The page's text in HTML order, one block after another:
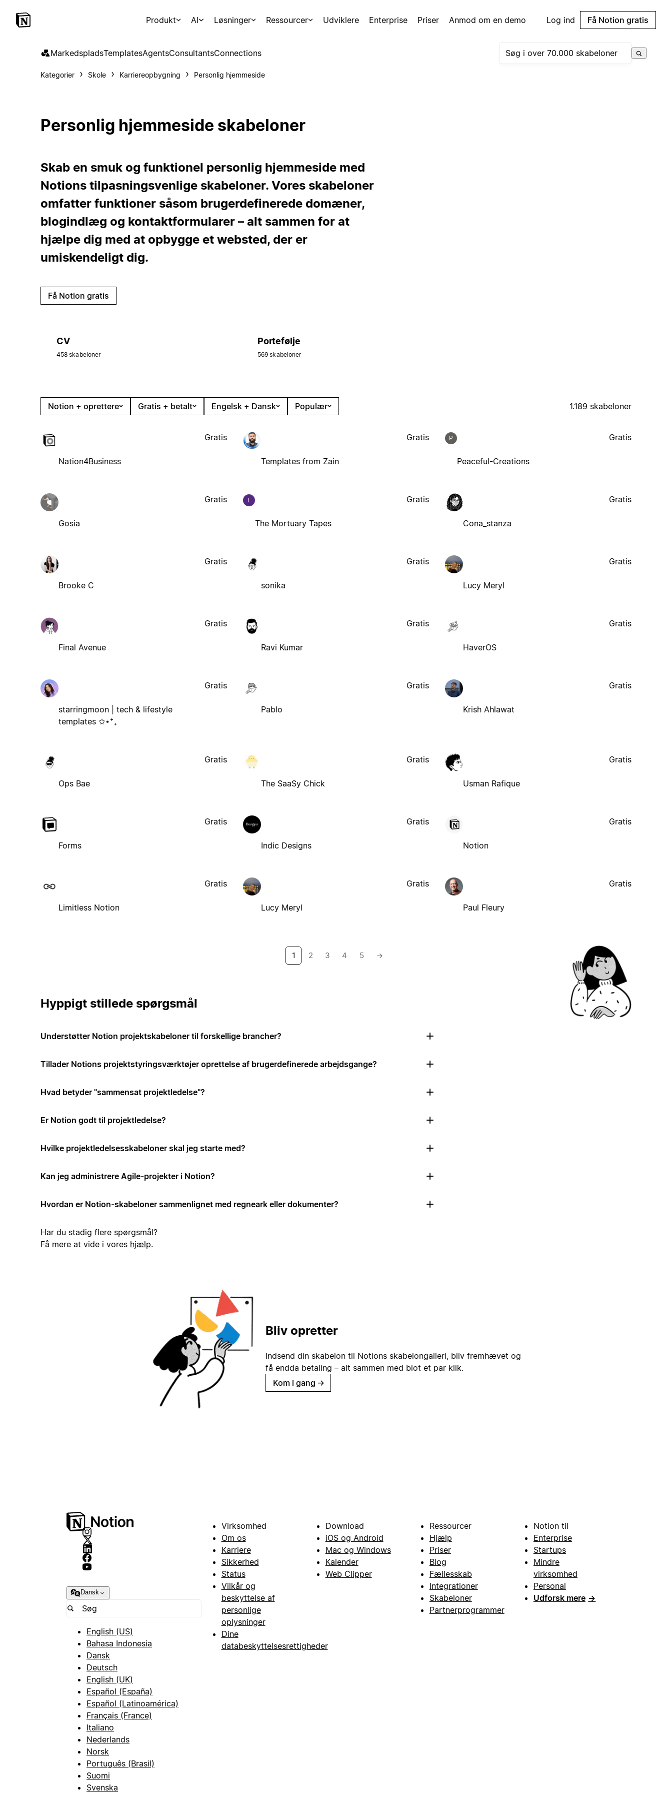
Produkt AI Løsninger Ressourcer Udviklere Enterprise Priser Anmod om en demo Log ind Få Notion gratis
MarkedspladsTemplatesAgentsConsultantsConnections
Kategorier Skole Karriereopbygning Personlig hjemmeside
Personlig hjemmeside skabeloner
Skab en smuk og funktionel personlig hjemmeside med
Notions tilpasningsvenlige skabeloner. Vores skabeloner
omfatter funktioner såsom brugerdefinerede domæner,
blogindlæg og kontaktformularer – alt sammen for at
hjælpe dig med at opbygge et websted, der er
umiskendeligt dig.
Få Notion gratis
CV
458 skabeloner
Portefølje
569 skabeloner
Notion + oprettere Gratis + betalt Engelsk + Dansk Populær 1.189 skabeloner
Nation4Business
Gratis
Templates from Zain
Gratis P
Peaceful-Creations
Gratis
Gosia
Gratis T
The Mortuary Tapes
Gratis
Cona_stanza
Gratis
Brooke C
Gratis
sonika
Gratis
Lucy Meryl
Gratis
Final Avenue
Gratis
Ravi Kumar
Gratis
HaverOS
Gratis
starringmoon | tech & lifestyle
templates ✩⋆⁺₊
Gratis
Pablo
Gratis
Krish Ahlawat
Gratis
Ops Bae
Gratis
The SaaSy Chick
Gratis
Usman Rafique
Gratis
Forms
Gratis
Indic Designs
Gratis
Notion
Gratis
Limitless Notion
Gratis
Lucy Meryl
Gratis
Paul Fleury
Gratis
1 2 3 4 5 →
Hyppigt stillede spørgsmål
Understøtter Notion projektskabeloner til forskellige brancher?
Tillader Notions projektstyringsværktøjer oprettelse af brugerdefinerede arbejdsgange?
Hvad betyder "sammensat projektledelse"?
Er Notion godt til projektledelse?
Hvilke projektledelsesskabeloner skal jeg starte med?
Kan jeg administrere Agile-projekter i Notion?
Hvordan er Notion-skabeloner sammenlignet med regneark eller dokumenter?
Har du stadig flere spørgsmål?
Få mere at vide i vores hjælp.
Bliv opretter
Indsend din skabelon til Notions skabelongalleri, bliv fremhævet og
få endda betaling – alt sammen med blot et par klik.
Kom i gang →
Dansk
English (US)
Bahasa Indonesia
Dansk
Deutsch
English (UK)
Español (España)
Español (Latinoamérica)
Français (France)
Italiano
Nederlands
Norsk
Português (Brasil)
Suomi
Svenska
Virksomhed
Om os
Karriere
Sikkerhed
Status
Vilkår og
beskyttelse af
personlige
oplysninger
Dine
databeskyttelsesrettigheder
Download
iOS og Android
Mac og Windows
Kalender
Web Clipper
Ressourcer
Hjælp
Priser
Blog
Fællesskab
Integrationer
Skabeloner
Partnerprogrammer
Notion til
Enterprise
Startups
Mindre
virksomhed
Personal
Udforsk mere →